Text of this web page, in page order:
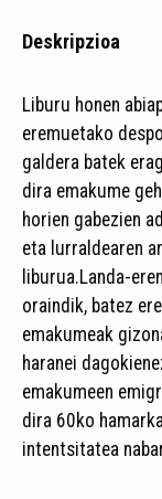
Deskripzioa
Liburu honen
eremuetako
galdera batek
dira emakume
horien gabezien
eta lurraldearen
liburua.Landa-
oraindik, batez
emakumeak
haranei
emakumeen
dira 60ko
intentsitatea